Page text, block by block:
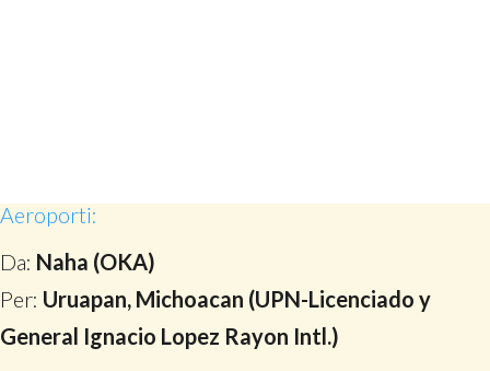
Aeroporti:
Da: Naha (OKA)
Per: Uruapan, Michoacan (UPN-Licenciado y
General Ignacio Lopez Rayon Intl.)